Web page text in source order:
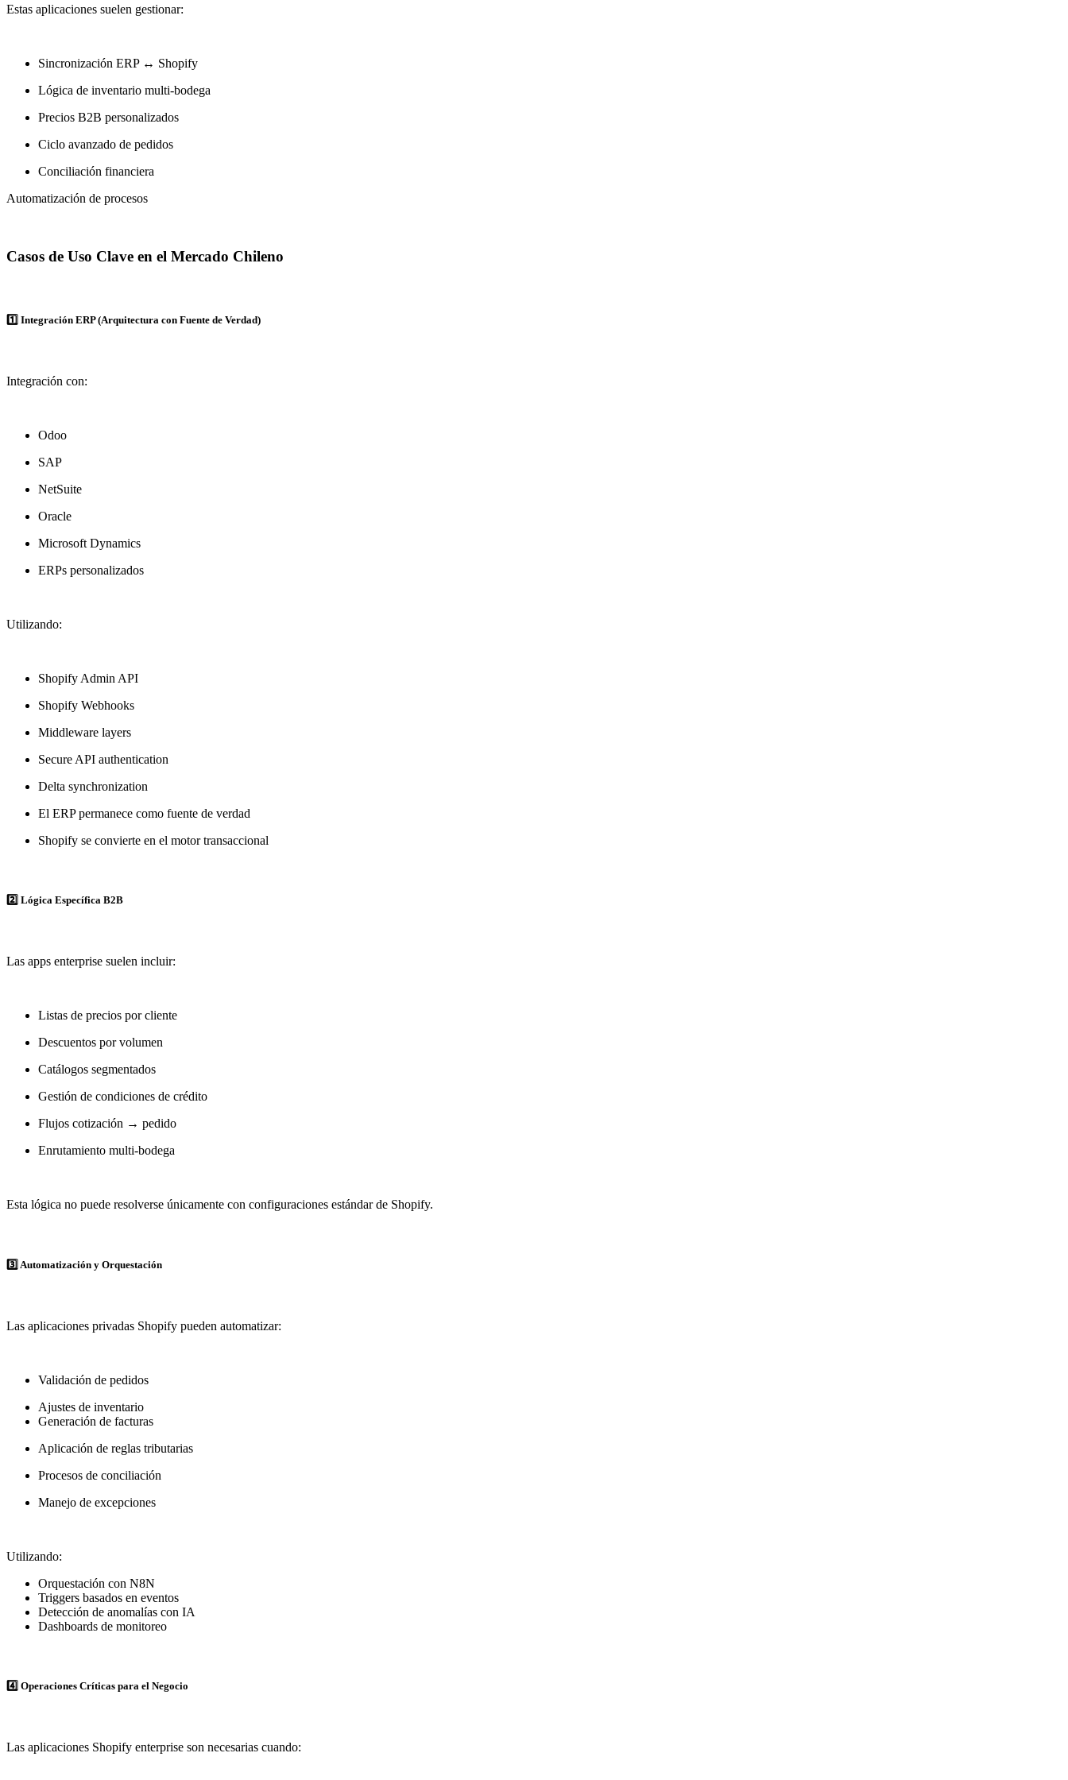
Estas aplicaciones suelen gestionar:
Sincronización ERP ↔ Shopify
Lógica de inventario multi-bodega
Precios B2B personalizados
Ciclo avanzado de pedidos
Conciliación financiera
Automatización de procesos
Casos de Uso Clave en el Mercado Chileno
1️⃣ Integración ERP (Arquitectura con Fuente de Verdad)
Integración con:
Odoo
SAP
NetSuite
Oracle
Microsoft Dynamics
ERPs personalizados
Utilizando:
Shopify Admin API
Shopify Webhooks
Middleware layers
Secure API authentication
Delta synchronization
El ERP permanece como fuente de verdad
Shopify se convierte en el motor transaccional
2️⃣ Lógica Específica B2B
Las apps enterprise suelen incluir:
Listas de precios por cliente
Descuentos por volumen
Catálogos segmentados
Gestión de condiciones de crédito
Flujos cotización → pedido
Enrutamiento multi-bodega
Esta lógica no puede resolverse únicamente con configuraciones estándar de Shopify.
3️⃣ Automatización y Orquestación
Las aplicaciones privadas Shopify pueden automatizar:
Validación de pedidos
Ajustes de inventario
Generación de facturas
Aplicación de reglas tributarias
Procesos de conciliación
Manejo de excepciones
Utilizando:
Orquestación con N8N
Triggers basados en eventos
Detección de anomalías con IA
Dashboards de monitoreo
4️⃣ Operaciones Críticas para el Negocio
Las aplicaciones Shopify enterprise son necesarias cuando: